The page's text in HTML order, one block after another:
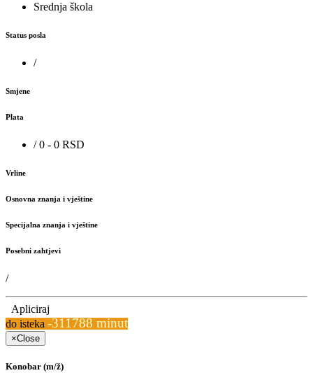
Srednja škola
Status posla
/
Smjene
Plata
/ 0 - 0 RSD
Vrline
Osnovna znanja i vještine
Specijalna znanja i vještine
Posebni zahtjevi
/
Apliciraj
do isteka -311788 minut
×Close
Konobar (m/ž)